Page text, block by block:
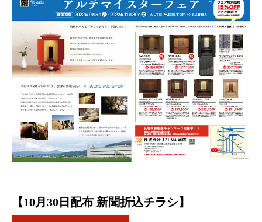
【10月30日配布 新聞折込チラシ】